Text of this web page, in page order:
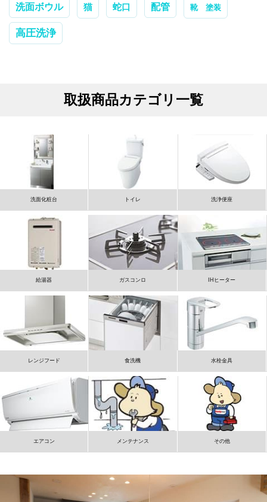
洗面ボウル 猫 蛇口 配管 靴 塗装
高圧洗浄
取扱商品カテゴリ一覧
洗面化粧台 トイレ 洗浄便座
給湯器 ガスコンロ IHヒーター
レンジフード 食洗機 水栓金具
エアコン メンテナンス その他